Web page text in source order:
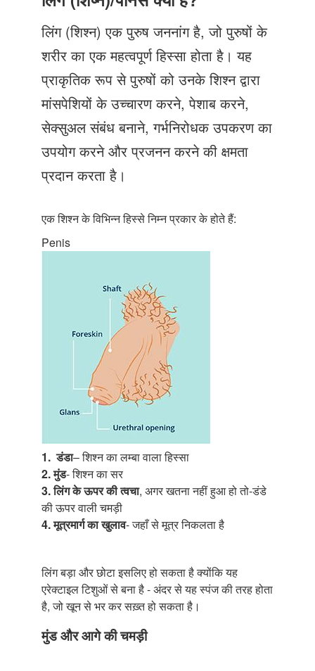
Just Poocho
संपर्क करें
लिंग (शिश्न) एक पुरुष जननांग है, जो पुरुषों के
शरीर का एक महत्वपूर्ण हिस्सा होता है। यह
प्राकृतिक रूप से पुरुषों को उनके शिश्न द्वारा
मांसपेशियों के उच्चारण करने, पेशाब करने,
सेक्सुअल संबंध बनाने, गर्भनिरोधक उपकरण का
उपयोग करने और प्रजनन करने की क्षमता
प्रदान करता है।
एक शिश्न के विभिन्न हिस्से निम्न प्रकार के होते हैं:
Penis
1. डंडा– शिश्न का लम्बा वाला हिस्सा
2.मुंड- शिश्न का सर
3. लिंग के ऊपर की त्वचा, अगर खतना नहीं हुआ हो तो-डंडे
की ऊपर वाली चमड़ी
4. मूत्रमार्ग का खुलाव- जहाँ से मूत्र निकलता है
लिंग बड़ा और छोटा इसलिए हो सकता है क्योंकि यह
एरेक्टाइल टिशुओं से बना है - अंदर से यह स्पंज की तरह होता
है, जो खून से भर कर सख़्त हो सकता है।
मुंड और आगे की चमड़ी